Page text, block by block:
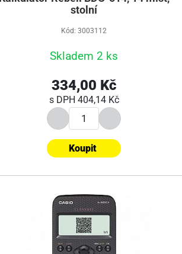
stolní
Kód: 3003112
Skladem 2 ks
334,00 Kč
s DPH 404,14 Kč
Koupit